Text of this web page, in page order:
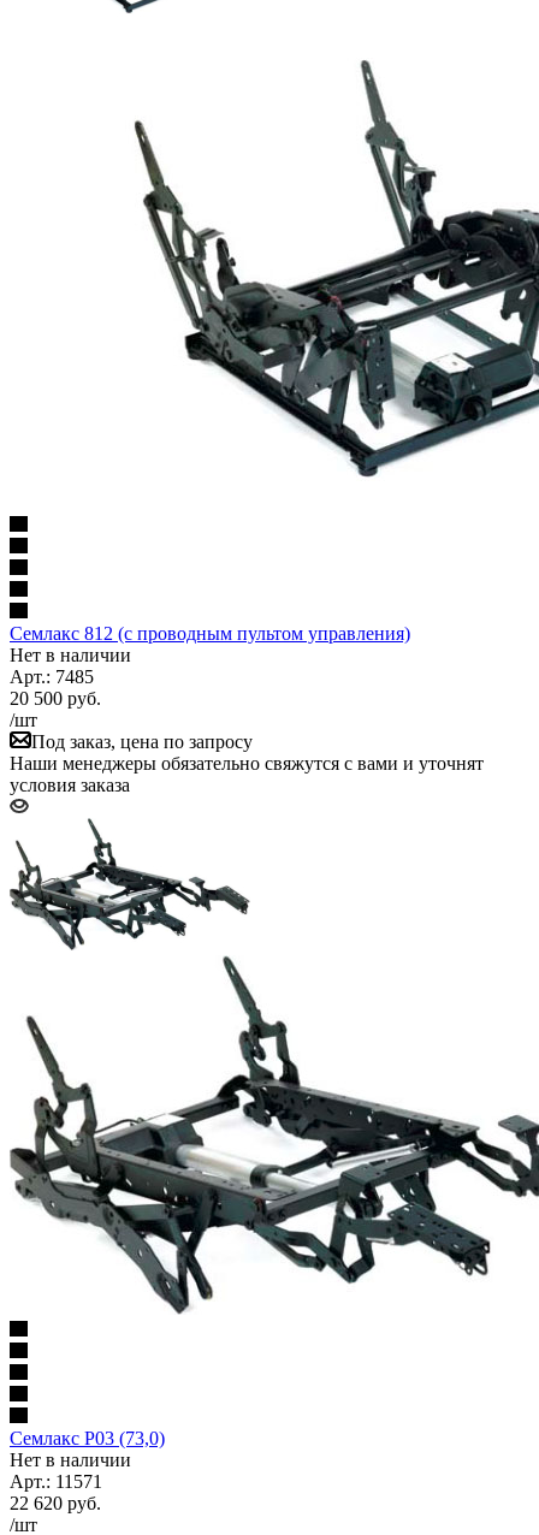
Семлакс 812 (с проводным пультом управления)
Нет в наличии
Арт.: 7485
20 500 руб.
/шт
Под заказ, цена по запросу
Наши менеджеры обязательно свяжутся с вами и уточнят
условия заказа
Семлакс P03 (73,0)
Нет в наличии
Арт.: 11571
22 620 руб.
/шт